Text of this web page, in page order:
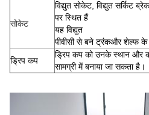
सोकेट
विद्युत सोकेट, विद्युत सर्किट
पर स्थित हैं
यह विद्युत
पीवीसी से बने ट्रंकऔर शेल्फ के
ड्रिप कप
ड्रिप कप को उनके स्थान और
सामग्री में बनाया जा सकता है।